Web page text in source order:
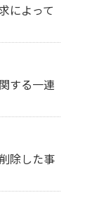
によって
する一連
除した事